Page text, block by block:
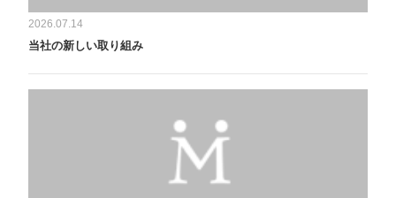
2026.07.14
当社の新しい取り組み